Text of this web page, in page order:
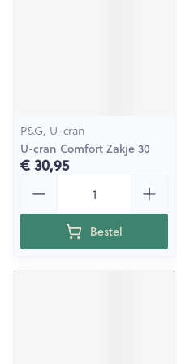
P&G, U-cran
U-cran Comfort Zakje 30
€ 30,95
Bestel